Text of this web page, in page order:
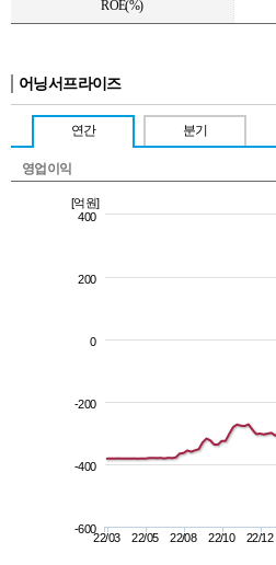
ROE(%)
어닝서프라이즈
연간 분기
영업이익
[억원]
22/03 22/05 22/08 22/10 22/12
-600
-400
-200
0
200
400